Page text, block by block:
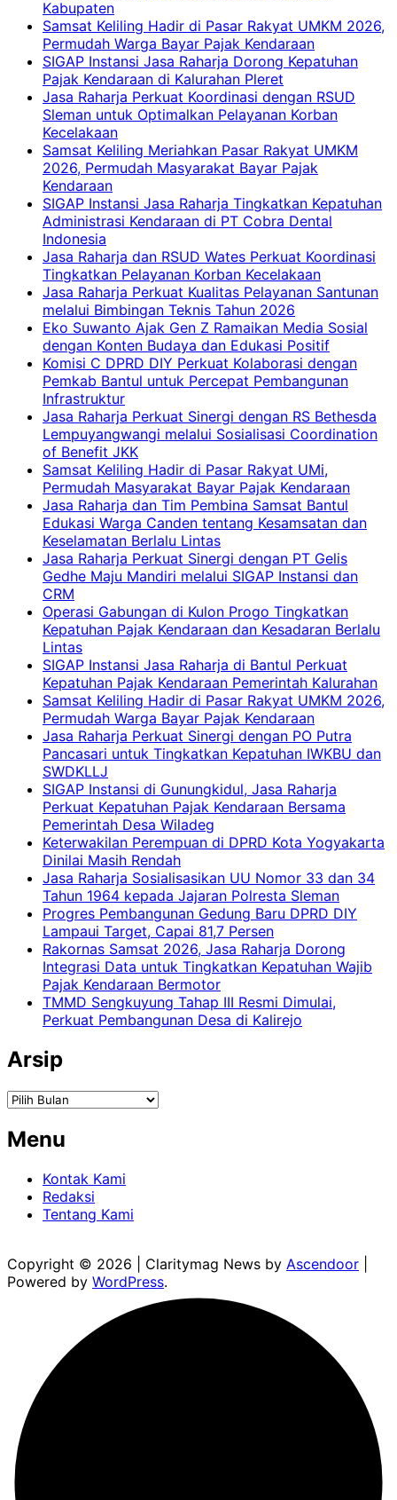
Kabupaten
Samsat Keliling Hadir di Pasar Rakyat UMKM 2026,
Permudah Warga Bayar Pajak Kendaraan
SIGAP Instansi Jasa Raharja Dorong Kepatuhan
Pajak Kendaraan di Kalurahan Pleret
Jasa Raharja Perkuat Koordinasi dengan RSUD
Sleman untuk Optimalkan Pelayanan Korban
Kecelakaan
Samsat Keliling Meriahkan Pasar Rakyat UMKM
2026, Permudah Masyarakat Bayar Pajak
Kendaraan
SIGAP Instansi Jasa Raharja Tingkatkan Kepatuhan
Administrasi Kendaraan di PT Cobra Dental
Indonesia
Jasa Raharja dan RSUD Wates Perkuat Koordinasi
Tingkatkan Pelayanan Korban Kecelakaan
Jasa Raharja Perkuat Kualitas Pelayanan Santunan
melalui Bimbingan Teknis Tahun 2026
Eko Suwanto Ajak Gen Z Ramaikan Media Sosial
dengan Konten Budaya dan Edukasi Positif
Komisi C DPRD DIY Perkuat Kolaborasi dengan
Pemkab Bantul untuk Percepat Pembangunan
Infrastruktur
Jasa Raharja Perkuat Sinergi dengan RS Bethesda
Lempuyangwangi melalui Sosialisasi Coordination
of Benefit JKK
Samsat Keliling Hadir di Pasar Rakyat UMi,
Permudah Masyarakat Bayar Pajak Kendaraan
Jasa Raharja dan Tim Pembina Samsat Bantul
Edukasi Warga Canden tentang Kesamsatan dan
Keselamatan Berlalu Lintas
Jasa Raharja Perkuat Sinergi dengan PT Gelis
Gedhe Maju Mandiri melalui SIGAP Instansi dan
CRM
Operasi Gabungan di Kulon Progo Tingkatkan
Kepatuhan Pajak Kendaraan dan Kesadaran Berlalu
Lintas
SIGAP Instansi Jasa Raharja di Bantul Perkuat
Kepatuhan Pajak Kendaraan Pemerintah Kalurahan
Samsat Keliling Hadir di Pasar Rakyat UMKM 2026,
Permudah Warga Bayar Pajak Kendaraan
Jasa Raharja Perkuat Sinergi dengan PO Putra
Pancasari untuk Tingkatkan Kepatuhan IWKBU dan
SWDKLLJ
SIGAP Instansi di Gunungkidul, Jasa Raharja
Perkuat Kepatuhan Pajak Kendaraan Bersama
Pemerintah Desa Wiladeg
Keterwakilan Perempuan di DPRD Kota Yogyakarta
Dinilai Masih Rendah
Jasa Raharja Sosialisasikan UU Nomor 33 dan 34
Tahun 1964 kepada Jajaran Polresta Sleman
Progres Pembangunan Gedung Baru DPRD DIY
Lampaui Target, Capai 81,7 Persen
Rakornas Samsat 2026, Jasa Raharja Dorong
Integrasi Data untuk Tingkatkan Kepatuhan Wajib
Pajak Kendaraan Bermotor
TMMD Sengkuyung Tahap III Resmi Dimulai,
Perkuat Pembangunan Desa di Kalirejo
Arsip
Arsip
Menu
Kontak Kami
Redaksi
Tentang Kami
Copyright © 2026 | Claritymag News by Ascendoor
Powered by WordPress.